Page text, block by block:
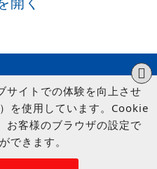
Co., Ltd.
サイトでの体験を向上させ
を使用しています。Cookie
お客様のブラウザの設定で
できます。